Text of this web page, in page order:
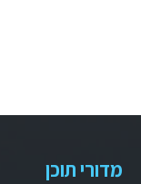
מדורי תוכן